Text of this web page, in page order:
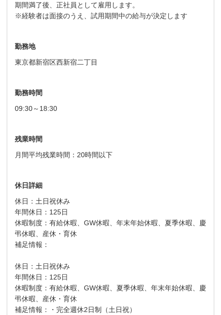
期間満了後、正社員として雇用します。
※経験者は面接のうえ、試用期間中の給与が決定します
勤務地
東京都新宿区西新宿二丁目
勤務時間
09:30～18:30
残業時間
月間平均残業時間：20時間以下
休日詳細
休日：土日祝休み
年間休日：125日
休暇制度：有給休暇、GW休暇、年末年始休暇、夏季休暇、慶
弔休暇、産休・育休
補足情報：
休日：土日祝休み
年間休日：125日
休暇制度：有給休暇、GW休暇、夏季休暇、年末年始休暇、慶
弔休暇、産休・育休
補足情報：・完全週休2日制（土日祝）